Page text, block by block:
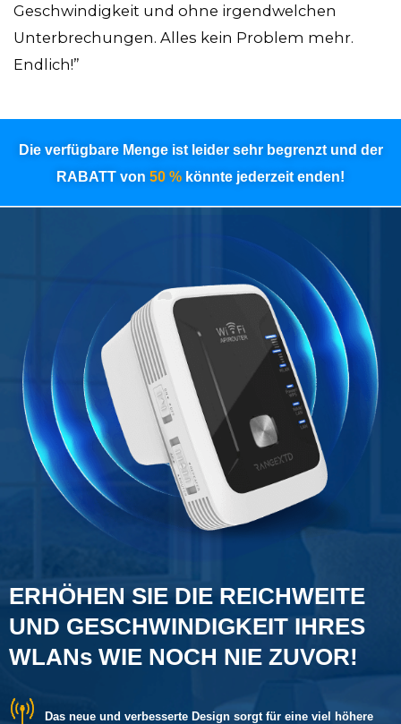
Geschwindigkeit und ohne irgendwelchen
Unterbrechungen. Alles kein Problem mehr.
Endlich!”
Die verfügbare Menge ist leider sehr begrenzt und der
RABATT von 50 % könnte jederzeit enden!
ERHÖHEN SIE DIE REICHWEITE
UND GESCHWINDIGKEIT IHRES
WLANs WIE NOCH NIE ZUVOR!
Das neue und verbesserte Design sorgt für eine viel höhere